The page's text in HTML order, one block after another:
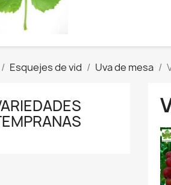
Esquejes de vid Uva de mesa